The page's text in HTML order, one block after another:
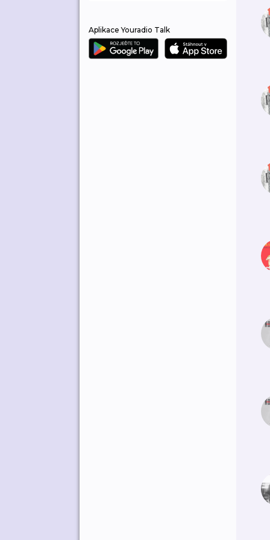
Aplikace Youradio Talk